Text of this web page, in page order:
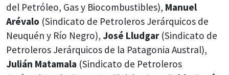
del Petróleo, Gas y Biocombustibles), Manuel
Arévalo (Sindicato de Petroleros Jerárquicos de
Neuquén y Río Negro), José Lludgar(Sindicato de
Petroleros Jerárquicos de la Patagonia Austral),
Julián Matamala (Sindicato de Petroleros